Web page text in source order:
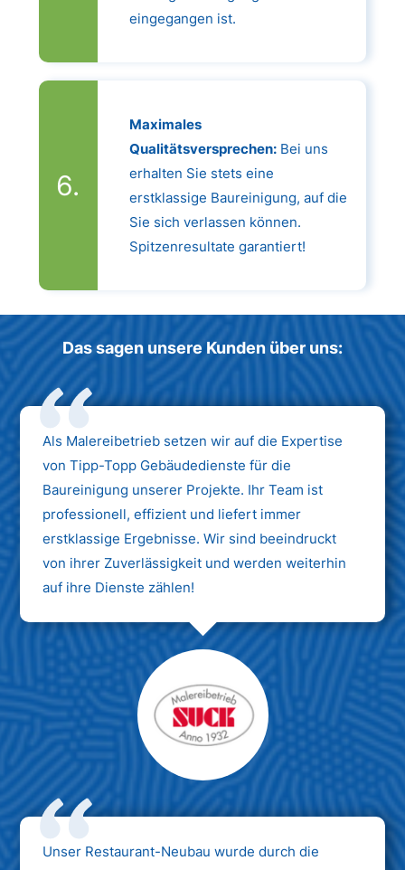
eingegangen ist.
Maximales
Qualitätsversprechen:Bei uns
erhalten Sie stets eine
erstklassige Baureinigung, auf die
Sie sich verlassen können.
Spitzenresultate garantiert!
Das sagen unsere Kunden über uns:
Als Malereibetrieb setzen wir auf die Expertise
von Tipp-Topp Gebäudedienste für die
Baureinigung unserer Projekte. Ihr Team ist
professionell, effizient und liefert immer
erstklassige Ergebnisse. Wir sind beeindruckt
von ihrer Zuverlässigkeit und werden weiterhin
auf ihre Dienste zählen!
Unser Restaurant-Neubau wurde durch die